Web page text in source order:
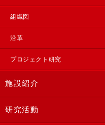
組織図
沿革
プロジェクト研究
施設紹介
研究活動